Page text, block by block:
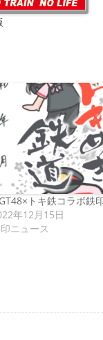
トキ鉄コラボ鉄
年12月15日
ニュース